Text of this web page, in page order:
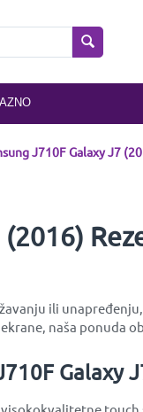
J710F Galaxy J7
ili
naša ponuda
Galaxy